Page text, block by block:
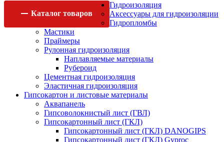
Каталог товаров
Гидроизоляция
Аксессуары для гидроизоляции
Гидропломбы
Мастики
Праймеры
Рулонная гидроизоляция
Наплавляемые материалы
Рубероид
Цементная гидроизоляция
Эластичная гидроизоляция
Гипсокартон и листовые материалы
Аквапанель
Гипсоволокнистый лист (ГВЛ)
Гипсокартонный лист (ГКЛ)
Гипсокартонный лист (ГКЛ) DANOGIPS
Гипсокартонный лист (ГКЛ) Gyproc